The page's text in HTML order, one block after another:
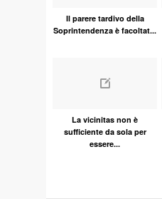
Il parere tardivo della
Soprintendenza è facoltat...
La vicinitas non è
sufficiente da sola per
essere...